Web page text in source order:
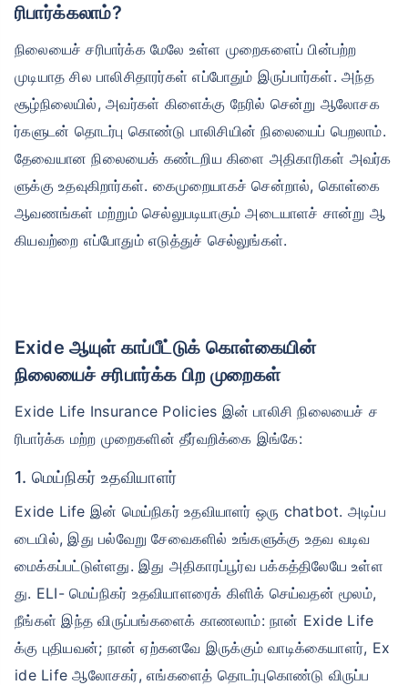
ரிபார்க்கலாம்?
நிலையைச் சரிபார்க்க மேலே உள்ள முறைகளைப் பின்பற்ற
முடியாத சில பாலிசிதாரர்கள் எப்போதும் இருப்பார்கள். அந்த
சூழ்நிலையில், அவர்கள் கிளைக்கு நேரில் சென்று ஆலோசக
ர்களுடன் தொடர்பு கொண்டு பாலிசியின் நிலையைப் பெறலாம்.
தேவையான நிலையைக் கண்டறிய கிளை அதிகாரிகள் அவர்க
ளுக்கு உதவுகிறார்கள். கைமுறையாகச் சென்றால், கொள்கை
ஆவணங்கள் மற்றும் செல்லுபடியாகும் அடையாளச் சான்று ஆ
கியவற்றை எப்போதும் எடுத்துச் செல்லுங்கள்.
Exide ஆயுள் காப்பீட்டுக் கொள்கையின்
நிலையைச் சரிபார்க்க பிற முறைகள்
Exide Life Insurance Policies இன் பாலிசி நிலையைச் ச
ரிபார்க்க மற்ற முறைகளின் தீர்வறிக்கை இங்கே:
1. மெய்நிகர் உதவியாளர்
Exide Life இன் மெய்நிகர் உதவியாளர் ஒரு chatbot. அடிப்ப
டையில், இது பல்வேறு சேவைகளில் உங்களுக்கு உதவ வடிவ
மைக்கப்பட்டுள்ளது. இது அதிகாரப்பூர்வ பக்கத்திலேயே உள்ள
து. ELI- மெய்நிகர் உதவியாளரைக் கிளிக் செய்வதன் மூலம்,
நீங்கள் இந்த விருப்பங்களைக் காணலாம்: நான் Exide Life
க்கு புதியவன்; நான் ஏற்கனவே இருக்கும் வாடிக்கையாளர், Ex
ide Life ஆலோசகர், எங்களைத் தொடர்புகொண்டு விருப்ப